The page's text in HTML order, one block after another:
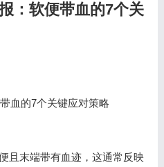
：软便带血的7个关
血的7个关键应对策略
且末端带有血迹，这通常反映